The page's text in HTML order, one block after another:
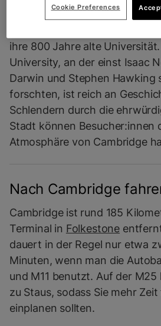
Cambridge, eine der
ihre 800 Jahre alte
University, an der einst Isaac
Darwin und Stephen Hawking
forschten, ist reich an
Schlendern durch die
Stadt können Besucher:innen
Atmosphäre von Cambridge
Nach Cambridge
Cambridge ist rund 185
Terminal in Folkestone
dauert in der Regel nur etwa
Minuten, wenn man die
und M11 benutzt. Auf der
zu Staus, sodass Sie mehr
einplanen sollten.
Cookie Preferences